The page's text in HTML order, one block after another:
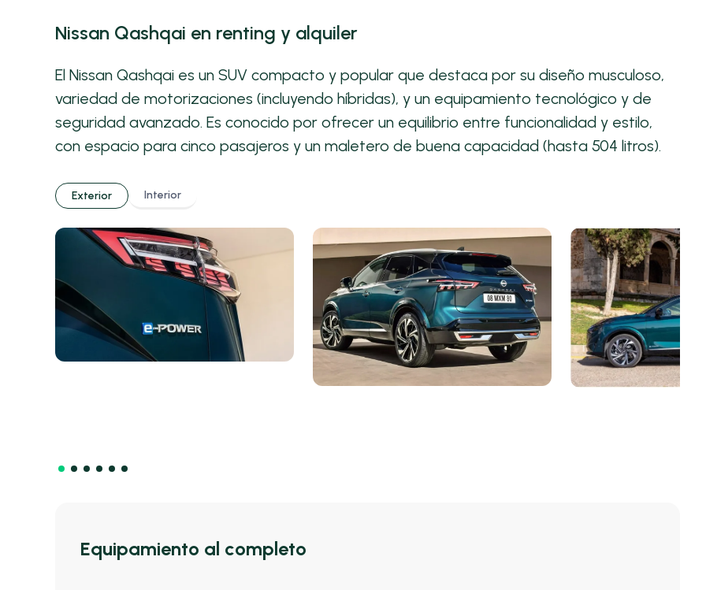
Nissan Qashqai en renting y alquiler
El Nissan Qashqai es un SUV compacto y popular que destaca por su diseño musculoso,
variedad de motorizaciones (incluyendo híbridas), y un equipamiento tecnológico y de
seguridad avanzado. Es conocido por ofrecer un equilibrio entre funcionalidad y estilo,
con espacio para cinco pasajeros y un maletero de buena capacidad (hasta 504 litros).
Exterior Interior
Equipamiento al completo